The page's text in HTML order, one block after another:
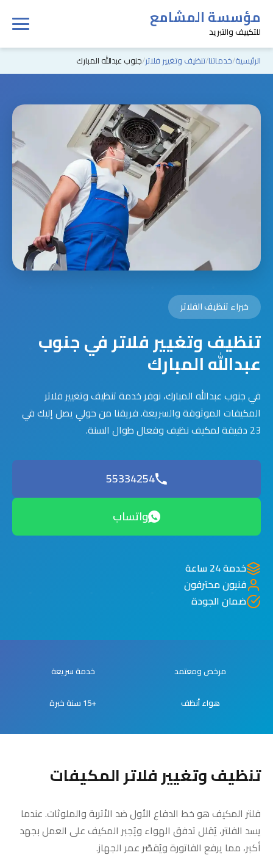
مؤسسة المشامع
للتكييف والتبريد
الرئيسية خدماتنا تنظيف وتغيير فلاتر جنوب عبدالله المبارك
خبراء تنظيف الفلاتر
تنظيف وتغيير فلاتر في جنوب
عبدالله المبارك
في جنوب عبدالله المبارك، نوفر خدمة تنظيف وتغيير فلاتر
المكيفات الموثوقة والسريعة. فريقنا من حولي يصل إليك في
23 دقيقة لمكيف نظيف وفعال طوال السنة.
55334254
واتساب
خدمة 24 ساعة
فنيون محترفون
ضمان الجودة
مرخص ومعتمد خدمة سريعة
هواء أنظف +15 سنة خبرة
تنظيف وتغيير فلاتر المكيفات
فلتر المكيف هو خط الدفاع الأول ضد الأتربة والملوثات. عندما
يسد الفلتر، يُقلل تدفق الهواء ويُجبر المكيف على العمل بجهد
أكبر، مما يرفع الفاتورة ويُقصّر عمر الجهاز.